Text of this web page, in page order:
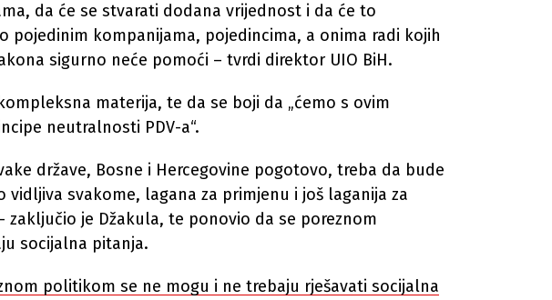
da će se stvarati dodana vrijednost i da će to
pojedinim kompanijama, pojedincima, a onima radi kojih
sigurno neće pomoći – tvrdi direktor UIO BiH.
materija, te da se boji da „ćemo s ovim
neutralnosti PDV-a“.
države, Bosne i Hercegovine pogotovo, treba da bude
vidljiva svakome, lagana za primjenu i još laganija za
zaključio je Džakula, te ponovio da se poreznom
socijalna pitanja.
politikom se ne mogu i ne trebaju rješavati socijalna